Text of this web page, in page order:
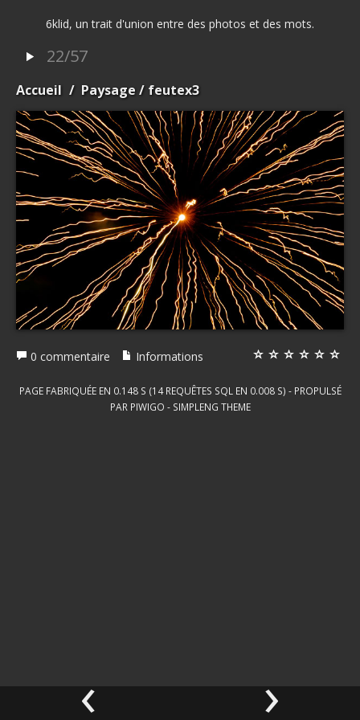
6klid, un trait d'union entre des photos et des mots.
22/57
Accueil / Paysage/ feutex3
‹ ›
0 commentaire Informations
PAGE FABRIQUÉE EN 0.148 S (14 REQUÊTES SQL EN 0.008 S) - PROPULSÉ
PAR PIWIGO - SIMPLENG THEME